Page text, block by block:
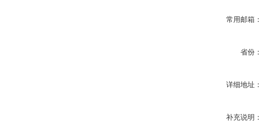
常用邮箱：
省份：
详细地址：
补充说明：